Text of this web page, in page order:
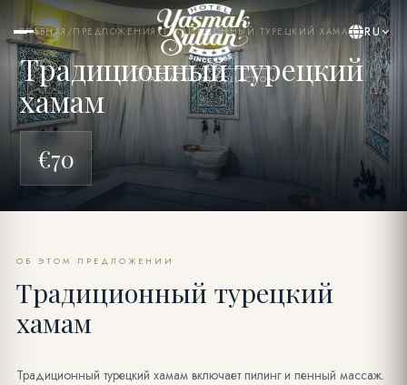
BY YASMAK HOTEL COLLECTION
RU
ГЛАВНАЯ /ПРЕДЛОЖЕНИЯ /ТРАДИЦИОННЫЙ ТУРЕЦКИЙ ХАМАМ
Традиционный турецкий
хамам
€70
ОБ ЭТОМ ПРЕДЛОЖЕНИИ
Традиционный турецкий
хамам
Традиционный турецкий хамам включает пилинг и пенный массаж.